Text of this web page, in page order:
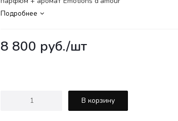
Подробнее
8 800 руб./шт
В корзину